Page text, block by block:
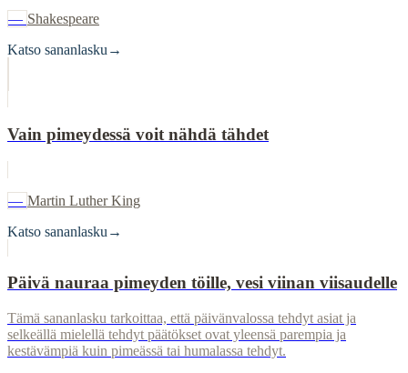
— Shakespeare
Katso sananlasku →
Vain pimeydessä voit nähdä tähdet
— Martin Luther King
Katso sananlasku →
Päivä nauraa pimeyden töille, vesi viinan viisaudelle
Tämä sananlasku tarkoittaa, että päivänvalossa tehdyt asiat ja
selkeällä mielellä tehdyt päätökset ovat yleensä parempia ja
kestävämpiä kuin pimeässä tai humalassa tehdyt.